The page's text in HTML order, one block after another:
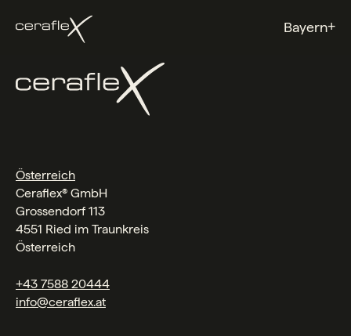
Bayern+
Österreich
Ceraflex® GmbH
Grossendorf 113
4551 Ried im Traunkreis
Österreich
+43 7588 20444
info@ceraflex.at